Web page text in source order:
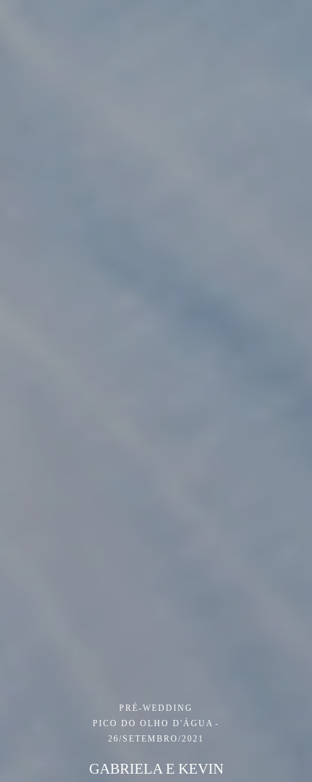
PRÉ-WEDDING
PICO DO OLHO D'ÁGUA
26/SETEMBRO/2021
GABRIELA E KEVIN